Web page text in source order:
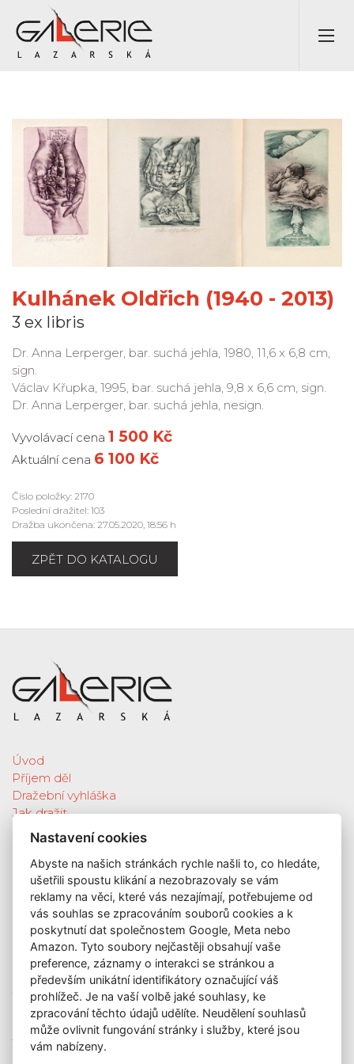
Kulhánek Oldřich (1940 - 2013)
3 ex libris
Dr. Anna Lerperger, bar. suchá jehla, 1980, 11,6 x 6,8 cm,
sign.
Václav Křupka, 1995, bar. suchá jehla, 9,8 x 6,6 cm, sign.
Dr. Anna Lerperger, bar. suchá jehla, nesign.
Vyvolávací cena 1 500 Kč
Aktuální cena 6 100 Kč
Číslo položky: 2170
Poslední dražitel: 103
Dražba ukončena: 27.05.2020, 18:56 h
ZPĚT DO KATALOGU
Úvod
Příjem děl
Dražební vyhláška
Jak dražit
Galerie
Katalog vydražených děl
O nás
GDPR
Kontakt
KONTAKT
GALERIE LAZARSKÁ
Lazarská 7
110 00 Praha 1
E-mail:
info@galerielazarska.cz
Telefon:
+420 222 523 739
Nastavení cookies
Abyste na našich stránkách rychle našli to, co hledáte,
ušetřili spoustu klikání a nezobrazovaly se vám
reklamy na věci, které vás nezajímají, potřebujeme od
vás souhlas se zpracováním souborů cookies a k
poskytnutí dat společnostem Google, Meta nebo
Amazon. Tyto soubory nejčastěji obsahují vaše
preference, záznamy o interakci se stránkou a
především unikátní identifikátory označující váš
prohlížeč. Je na vaší volbě jaké souhlasy, ke
zpracování těchto údajů udělíte. Neudělení souhlasů
může ovlivnit fungování stránky i služby, které jsou
vám nabízeny.